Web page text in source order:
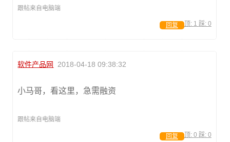
跟帖来自电脑端
顶: 1 踩: 0
回复
软件产品网 2018-04-18 09:38:32
小马哥，看这里，急需融资
跟帖来自电脑端
顶: 0 踩: 0
回复